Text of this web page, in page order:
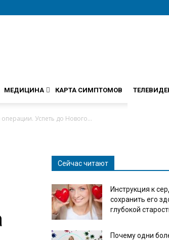
МЕДИЦИНА КАРТА СИМПТОМОВ
Успеть до Нового...
Сейчас читают
Инструкция к
сохранить его
глубокой
Почему одни